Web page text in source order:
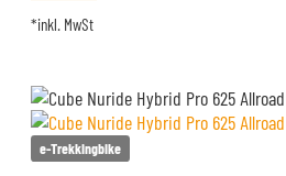
*inkl. MwSt
e-Trekkingbike